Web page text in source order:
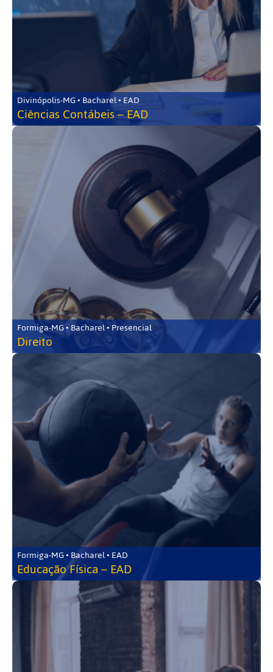
Divinópolis-MG • Bacharel • EAD
Ciências Contábeis – EAD
Formiga-MG • Bacharel • Presencial
Direito
Formiga-MG • Bacharel • EAD
Educação Física – EAD